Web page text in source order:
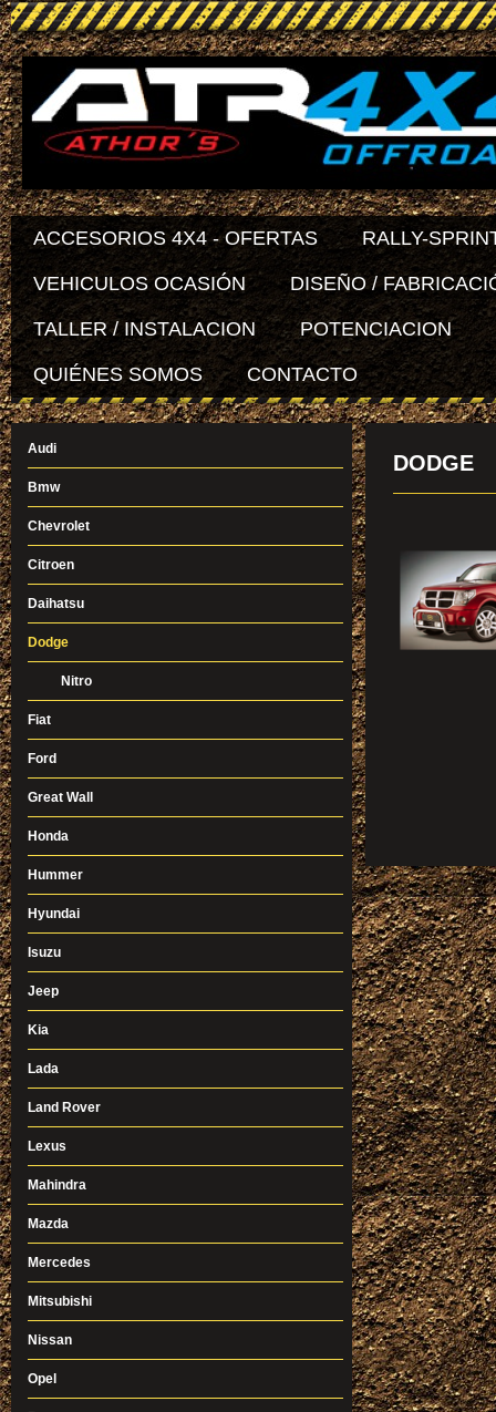
ACCESORIOS 4X4 - OFERTAS RALLY-
VEHICULOS OCASIÓN DISEÑO /
TALLER / INSTALACION POTENCIACION
QUIÉNES SOMOS CONTACTO
DODGE
Audi
Bmw
Chevrolet
Citroen
Daihatsu
Dodge
Nitro
Fiat
Ford
Great Wall
Honda
Hummer
Hyundai
Isuzu
Jeep
Kia
Lada
Land Rover
Lexus
Mahindra
Mazda
Mercedes
Mitsubishi
Nissan
Opel